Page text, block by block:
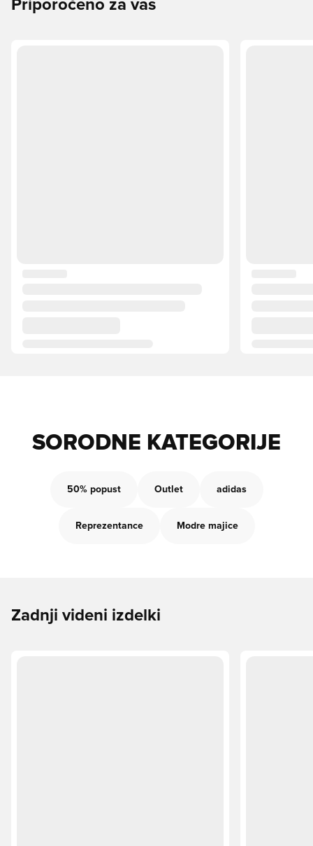
Priporočeno za vas
SORODNE KATEGORIJE
50% popust Outlet adidas
Reprezentance Modre majice
Zadnji videni izdelki